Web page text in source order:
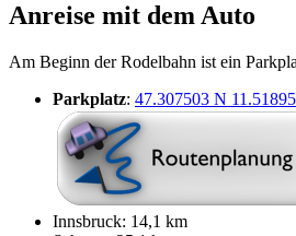
Anreise mit dem Auto
Am Beginn der Rodelbahn ist ein
Parkplatz: 47.307503 N
Innsbruck: 14,1 km